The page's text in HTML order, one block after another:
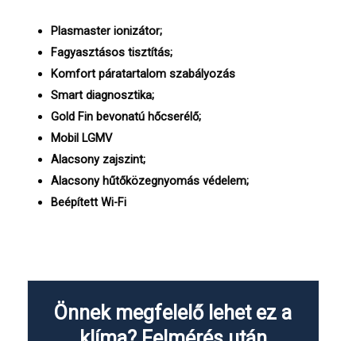
Plasmaster ionizátor;
Fagyasztásos tisztítás;
Komfort páratartalom szabályozás
Smart diagnosztika;
Gold Fin bevonatú hőcserélő;
Mobil LGMV
Alacsony zajszint;
Alacsony hűtőközegnyomás védelem;
Beépített Wi-Fi
Önnek megfelelő lehet ez a